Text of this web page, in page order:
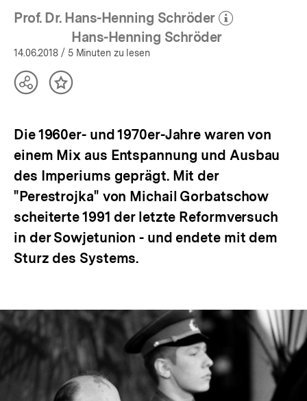
Prof. Dr. Hans-Henning Schröder
(Mehr zum Autor)
öffnen
Hans-Henning Schröder
14.06.2018 / 5 Minuten zu lesen
TeilenInhalt
Die 1960er- und 1970er-Jahre waren von
einem Mix aus Entspannung und Ausbau
des Imperiums geprägt. Mit der
"Perestrojka" von Michail Gorbatschow
scheiterte 1991 der letzte Reformversuch
in der Sowjetunion - und endete mit dem
Sturz des Systems.